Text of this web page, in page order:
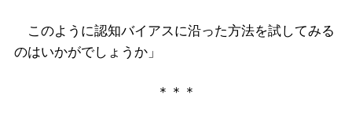
このように認知バイアスに沿った方法を試してみる
のはいかがでしょうか」
＊＊＊